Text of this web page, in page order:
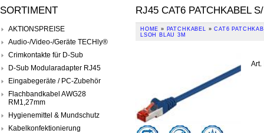
SORTIMENT
AKTIONSPREISE
Audio-/Video-/Geräte TECHly®
Crimkontakte für D-Sub
D-Sub Modularadapter RJ45
Eingabegeräte / PC-Zubehör
Flachbandkabel AWG28
RM1,27mm
Hygienemittel & Mundschutz
Kabelkonfektionierung
RJ45 CAT6 PATCHKABEL
HOME » PATCHKABEL »CAT6
LSOH BLAU 3M
Art.